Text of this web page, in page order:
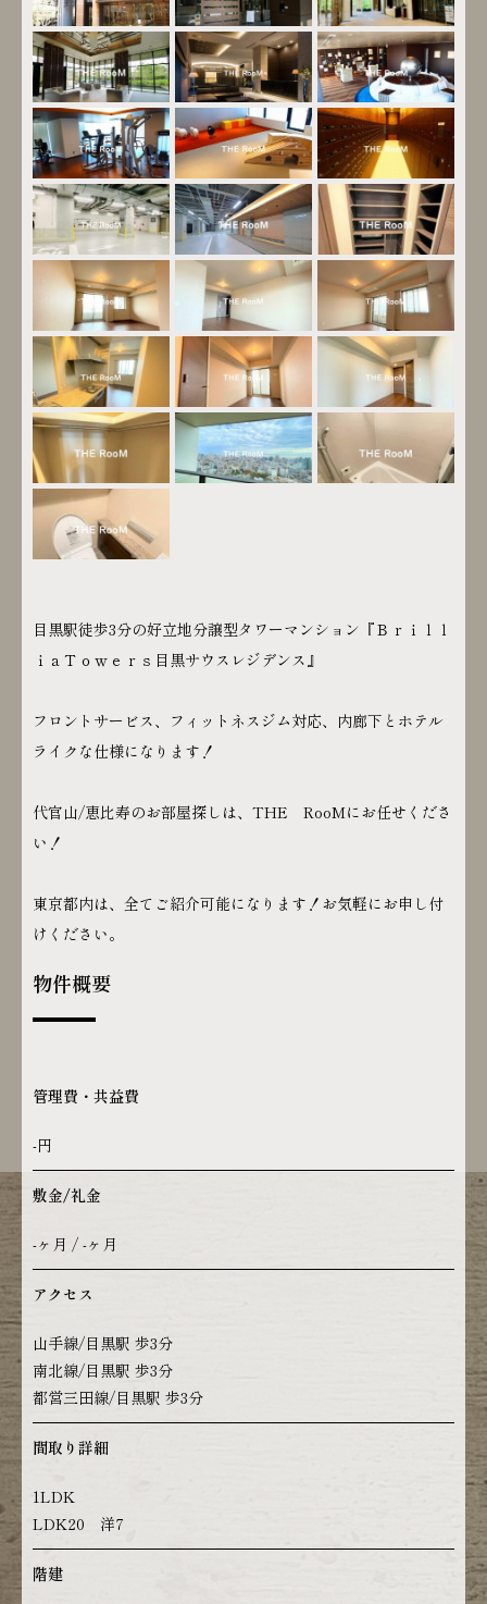
目黒駅徒歩3分の好立地分譲型タワーマンション『Ｂｒｉｌｌ
ｉａＴｏｗｅｒｓ目黒サウスレジデンス』
フロントサービス、フィットネスジム対応、内廊下とホテル
ライクな仕様になります！
代官山/恵比寿のお部屋探しは、THE RooMにお任せくださ
い！
東京都内は、全てご紹介可能になります！お気軽にお申し付
けください。
物件概要
管理費・共益費
-円
敷金/礼金
-ヶ月 / -ヶ月
アクセス
山手線/目黒駅 歩3分
南北線/目黒駅 歩3分
都営三田線/目黒駅 歩3分
間取り詳細
1LDK
LDK20 洋7
階建